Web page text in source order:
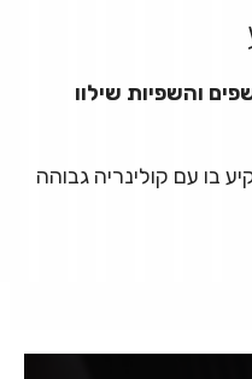
והשפיות שילוו
בו עם קולינריה גבוהה